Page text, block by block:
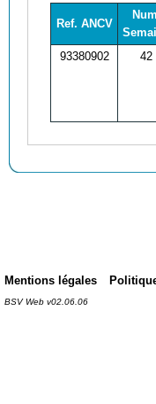
Ref. ANCV
93380902
42
Mentions légales
BSV Web v02.06.06